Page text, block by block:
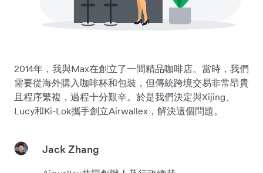
2014年，我與Max在創立了一間精品咖啡店。當時，我們
需要從海外購入咖啡杯和包裝，但傳統跨境交易非常昂貴
且程序繁複，過程十分艱辛。於是我們決定與Xijing、
Lucy和Ki-Lok攜手創立Airwallex，解決這個問題。
Jack Zhang